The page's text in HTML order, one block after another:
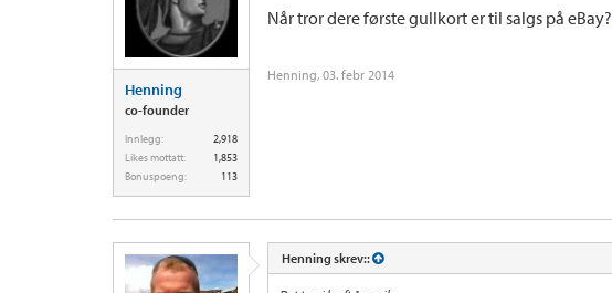
Henning
co-founder
Innlegg:
2,918
Likes mottatt:
1,853
Bonuspoeng:
113
Når tror dere første gullkort er til salgs på eBay?
Henning, 03. febr 2014
Henning skrev::